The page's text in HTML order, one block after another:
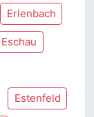
Erlenbach
Eschau
Estenfeld